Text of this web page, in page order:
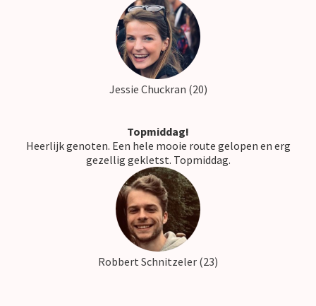
Jessie Chuckran (20)
Topmiddag!
Heerlijk genoten. Een hele mooie route gelopen en erg
gezellig gekletst. Topmiddag.
Robbert Schnitzeler (23)